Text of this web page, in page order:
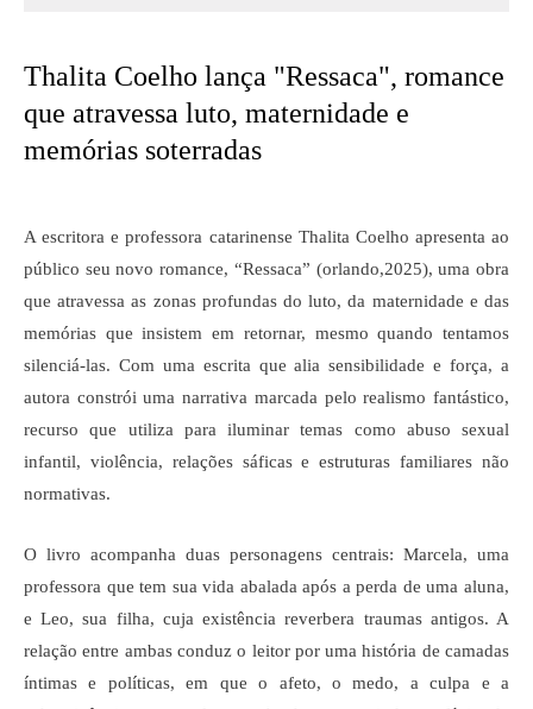
Thalita Coelho lança "Ressaca", romance
que atravessa luto, maternidade e
memórias soterradas
A escritora e professora catarinense Thalita Coelho apresenta ao
público seu novo romance, “Ressaca” (orlando,2025), uma obra
que atravessa as zonas profundas do luto, da maternidade e das
memórias que insistem em retornar, mesmo quando tentamos
silenciá-las. Com uma escrita que alia sensibilidade e força, a
autora constrói uma narrativa marcada pelo realismo fantástico,
recurso que utiliza para iluminar temas como abuso sexual
infantil, violência, relações sáficas e estruturas familiares não
normativas.
O livro acompanha duas personagens centrais: Marcela, uma
professora que tem sua vida abalada após a perda de uma aluna,
e Leo, sua filha, cuja existência reverbera traumas antigos. A
relação entre ambas conduz o leitor por uma história de camadas
íntimas e políticas, em que o afeto, o medo, a culpa e a